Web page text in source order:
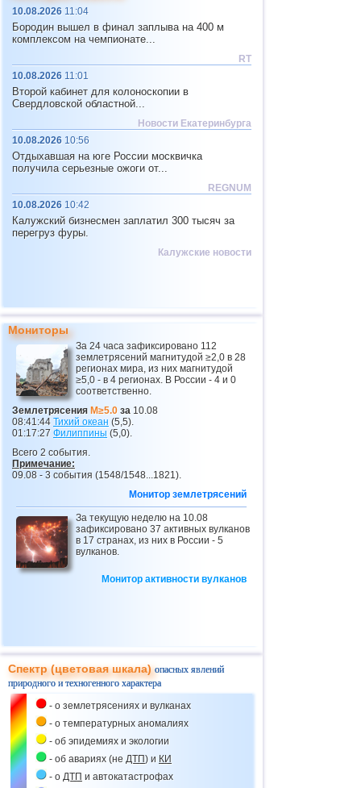
15 Соломоновы о.
16 Вануату
17 Папуа-Новая Гвинея 4,5 1
18 Мексика
20 Греция
21 Индия
4,3 1
23 Пакистан
Россия
Сахалинская область 4,0 1
10.08.2026 11:04
Бородин вышел в финал заплыва на 400 м
комплексом на чемпионате...
RT
10.08.2026 11:01
Второй кабинет для колоноскопии в
Свердловской областной...
Новости Екатеринбурга
10.08.2026 10:56
Отдыхавшая на юге России москвичка
получила серьезные ожоги от...
REGNUM
10.08.2026 10:42
Калужский бизнесмен заплатил 300 тысяч за
перегруз фуры.
Калужские новости
Мониторы
За 24 часа зафиксировано 112
землетрясений магнитудой ≥2,0 в 28
регионах мира, из них магнитудой
≥5,0 - в 4 регионах. В России - 4 и 0
соответственно.
Землетрясения M≥5.0 за 10.08
08:41:44 Тихий океан (5,5).
01:17:27 Филиппины (5,0).
Всего 2 события.
Примечание:
09.08 - 3 события (1548/1548...1821).
Монитор землетрясений
За текущую неделю на 10.08
зафиксировано 37 активных вулканов
в 17 странах, из них в России - 5
вулканов.
Монитор активности вулканов
Спектр (цветовая шкала)опасных явлений
природного и техногенного характера
- о землетрясениях и вулканах
- о температурных аномалиях
- об эпидемиях и экологии
- об авариях (не ДТП) и КИ
- о ДТП и автокатастрофах